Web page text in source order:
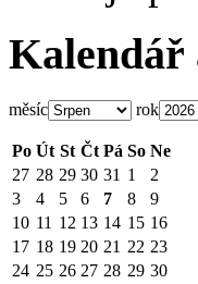
Kalendář
měsíc rok
Po Út St Čt Pá So Ne
27 28 29 30 31 1
2
3
4 5 6 7 8
9
10 11 12 13 14 15 16
17 18 19 20 21 22 23
24 25 26 27 28 29 30